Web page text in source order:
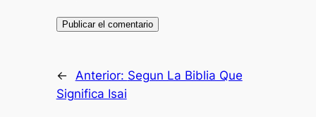
← Anterior: Segun La Biblia Que
Significa Isai